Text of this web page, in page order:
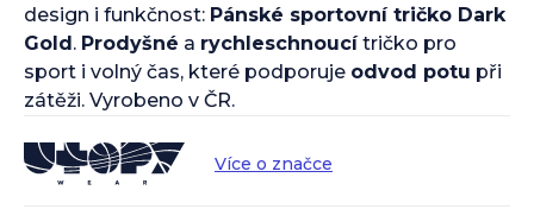
design i funkčnost: Pánské sportovní tričko Dark
Gold . Prodyšné a rychleschnoucítričko pro
sport i volný čas, které podporuje odvod potu při
zátěži. Vyrobeno v ČR.
Více o značce